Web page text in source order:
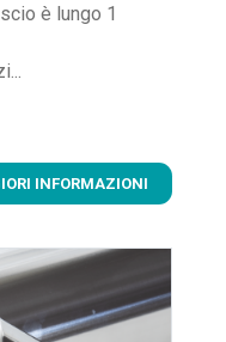
è lungo 1
INFORMAZIONI